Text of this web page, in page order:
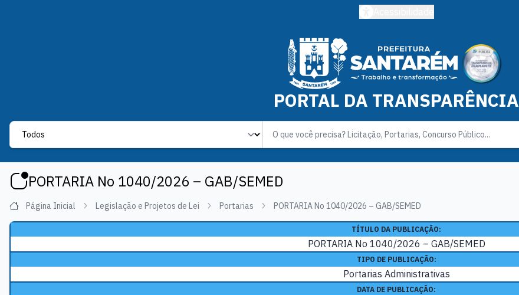
PORTAL DA TRANSPARÊNCIA
Label
PORTARIA No 1040/2026 – GAB/SEMED
Página Inicial Legislação e Projetos de Lei Portarias PORTARIA No 1040/2026 – GAB/SEMED
TÍTULO DA PUBLICAÇÃO:
PORTARIA No 1040/2026 – GAB/SEMED
TIPO DE PUBLICAÇÃO:
Portarias Administrativas
DATA DE PUBLICAÇÃO: